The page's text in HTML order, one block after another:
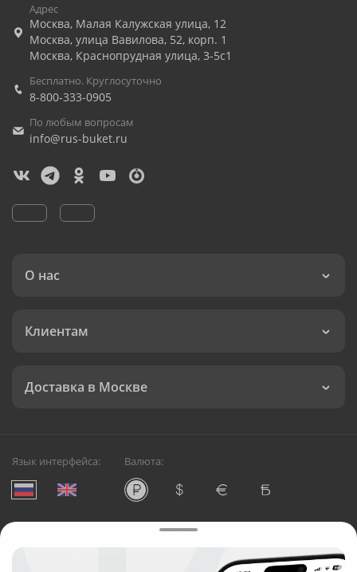
Адрес
Москва, Малая Калужская улица, 12
Москва, улица Вавилова, 52, корп. 1
Москва, Краснопрудная улица, 3-5с1
Бесплатно. Круглосуточно
8-800-333-0905
По любым вопросам
info@rus-buket.ru
О нас
Клиентам
Доставка в Москве
Язык интерфейса: Валюта:
Служба круглосуточной доставки цветов в Москве
Русский Букет, 2026